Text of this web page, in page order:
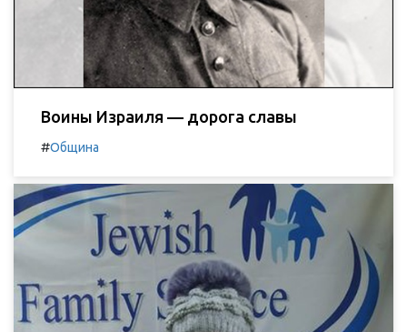
Воины Израиля — дорога славы
#Община